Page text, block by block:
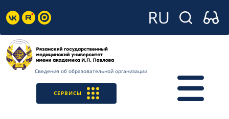
Сведения об образовательной организации
СЕРВИСЫ